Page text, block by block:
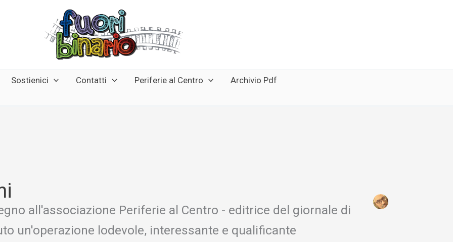
Sostienici Contatti Periferie al Centro
Archivio Pdf
all'associazione Periferie al Centro - editrice del giornale di
un'operazione lodevole, interessante e qualificante